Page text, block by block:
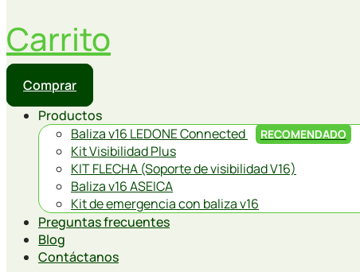
Carrito
Comprar
Productos
Baliza v16 LEDONE Connected
RECOMENDADO
Kit Visibilidad Plus
KIT FLECHA (Soporte de visibilidad V16)
Baliza v16 ASEICA
Kit de emergencia con baliza v16
Preguntas frecuentes
Blog
Contáctanos